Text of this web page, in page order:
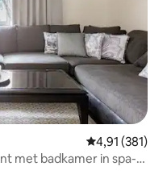
Gemiddelde
4,91 (381)
met badkamer in spa-